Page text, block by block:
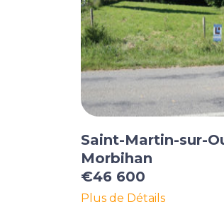
Saint-Martin-sur-
Morbihan
€46 600
Plus de Détails